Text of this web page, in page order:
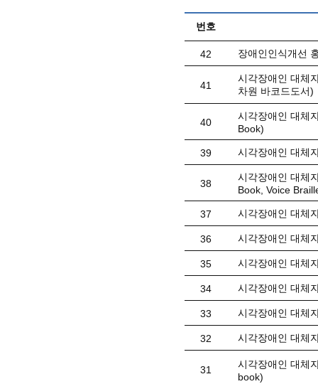
번호
42 장애인인식개선
41
시각장애인 대체
차원 바코드도서)
40
시각장애인 대체
Book)
39 시각장애인 대체
38
시각장애인 대체
Book, Voice
37 시각장애인 대체
36 시각장애인 대체
35 시각장애인 대체
34 시각장애인 대체
33 시각장애인 대체
32 시각장애인 대체
31
시각장애인 대체
book)